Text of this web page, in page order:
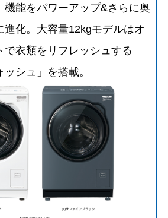
機能をパワーアップ&さらに奥
進化。大容量12kgモデルはオ
で衣類をリフレッシュする
ッシュ」を搭載。